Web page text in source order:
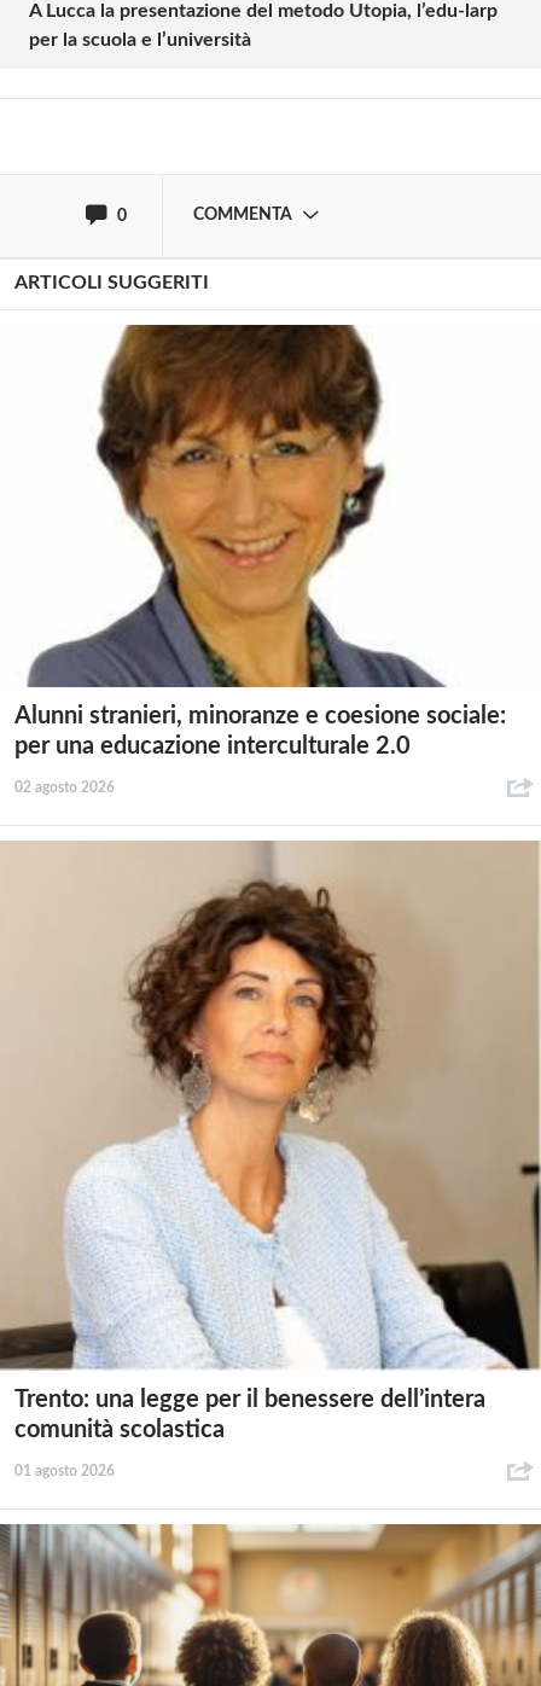
A Lucca la presentazione del metodo Utopia, l’edu-larp
per la scuola e l’università
0 COMMENTA
Effettua il Login o
ARTICOLI SUGGERITI
Alunni stranieri, minoranze e coesione sociale:
per una educazione interculturale 2.0
02 agosto 2026
Trento: una legge per il benessere dell’intera
comunità scolastica
01 agosto 2026